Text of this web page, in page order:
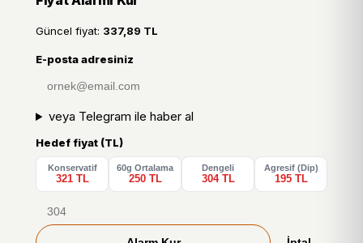
Güncel fiyat: 337,89 TL
E-posta adresiniz
veya Telegram ile haber al
Hedef fiyat (TL)
Konservatif
321 TL
60g Ortalama
250 TL
Dengeli
304 TL
Agresif (Dip)
195 TL